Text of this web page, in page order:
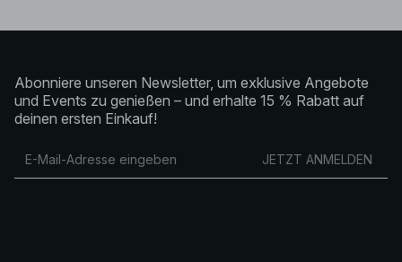
Abonniere unseren Newsletter, um exklusive Angebote
und Events zu genießen – und erhalte 15 % Rabatt auf
deinen ersten Einkauf!
JETZT ANMELDEN